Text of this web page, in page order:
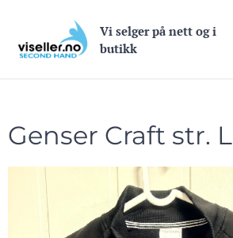
Vi selger på nett og i
butikk
Genser Craft str. L